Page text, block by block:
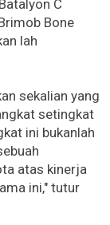
C
Bone
lah
sekalian yang
setingkat
ini bukanlah
atas kinerja
ini," tutur